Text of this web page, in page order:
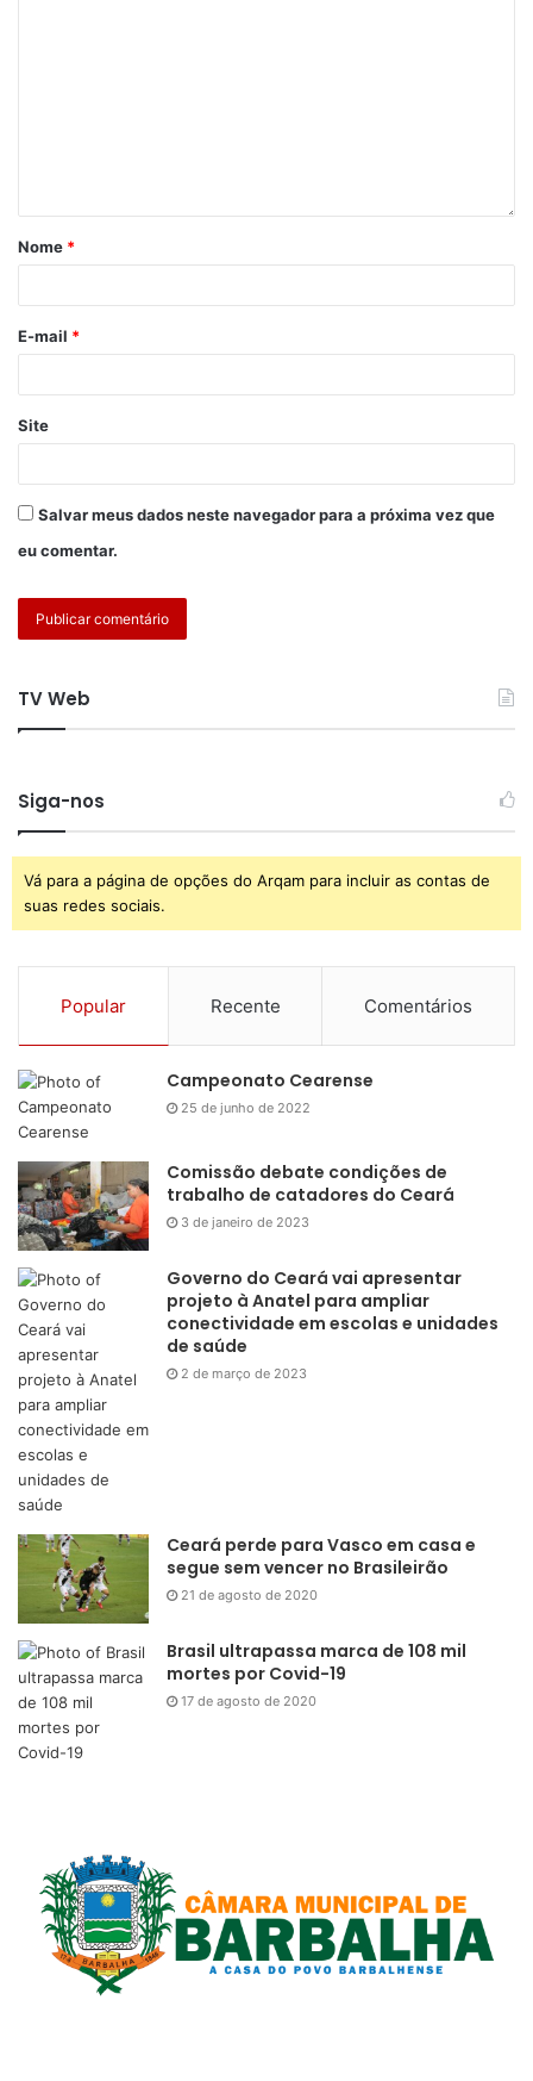
Nome *
E-mail *
Site
Salvar meus dados neste navegador para a próxima vez que
eu comentar.
TV Web
Siga-nos
Vá para a página de opções do Arqam para incluir as contas de
suas redes sociais.
Popular Recente Comentários
Campeonato Cearense
25 de junho de 2022
Comissão debate condições de
trabalho de catadores do Ceará
3 de janeiro de 2023
Governo do Ceará vai apresentar
projeto à Anatel para ampliar
conectividade em escolas e unidades
de saúde
2 de março de 2023
Ceará perde para Vasco em casa e
segue sem vencer no Brasileirão
21 de agosto de 2020
Brasil ultrapassa marca de 108 mil
mortes por Covid-19
17 de agosto de 2020